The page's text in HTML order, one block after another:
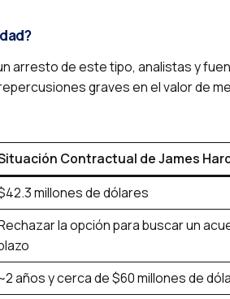
arresto de este tipo, analistas y
graves en el valor de
Contractual de James
millones de dólares
la opción para buscar un
años y cerca de $60 millones de